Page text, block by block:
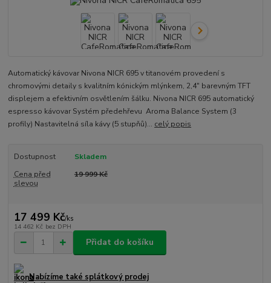
Automatický kávovar Nivona NICR 695 v titanovém provedení s
chromovými detaily s kvalitním kónickým mlýnkem, 2,4" barevným TFT
displejem a efektivním osvětlením šálku. Nivona NICR 695 automatický
espresso kávovar Systém předehřevu Aroma Balance System (3
profily) Nastavitelná síla kávy (5 stupňů)... celý popis
Dostupnost
Skladem
Cena před
slevou
19 999 Kč
17 499 Kč/ks
14 462 Kč bez DPH
Přidat do košíku
Nabízíme také splátkový prodej